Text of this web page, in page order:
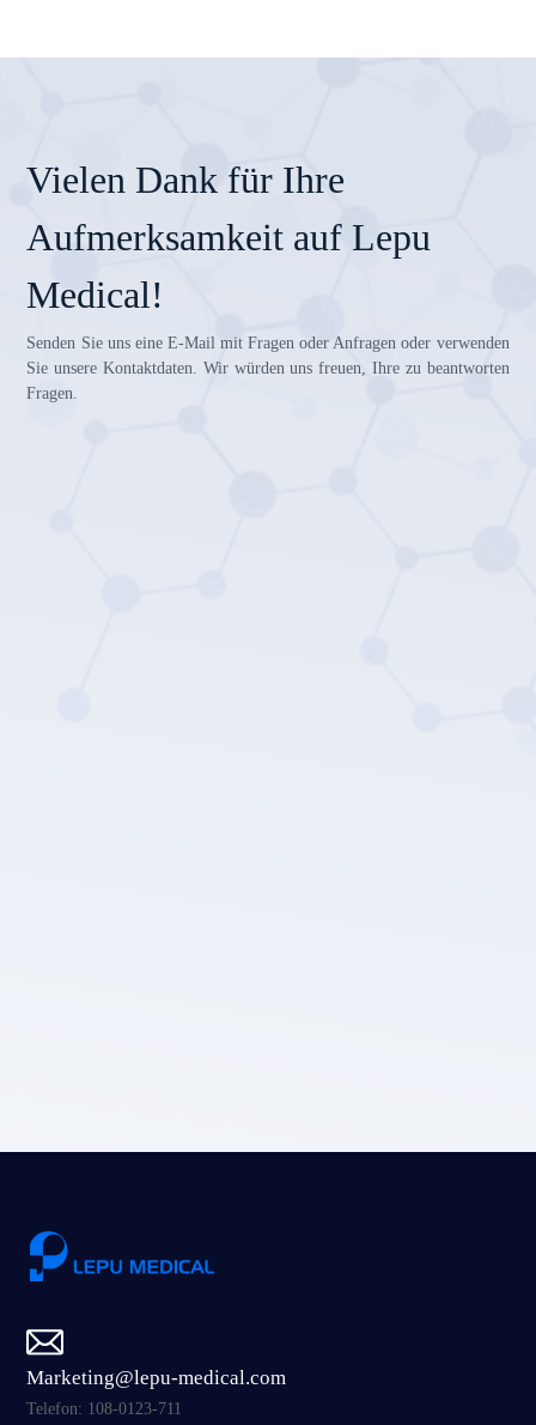
Vielen Dank für Ihre
Aufmerksamkeit auf Lepu
Medical!
Senden Sie uns eine E-Mail mit Fragen oder Anfragen oder verwenden
Sie unsere Kontaktdaten. Wir würden uns freuen, Ihre zu beantworten
Fragen.
Marketing@lepu-medical.com
Telefon: 108-0123-711